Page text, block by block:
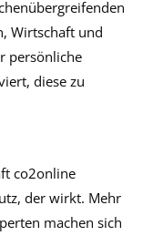
Wirtschaft und
persönliche
diese zu
co2online
der wirkt. Mehr
machen sich